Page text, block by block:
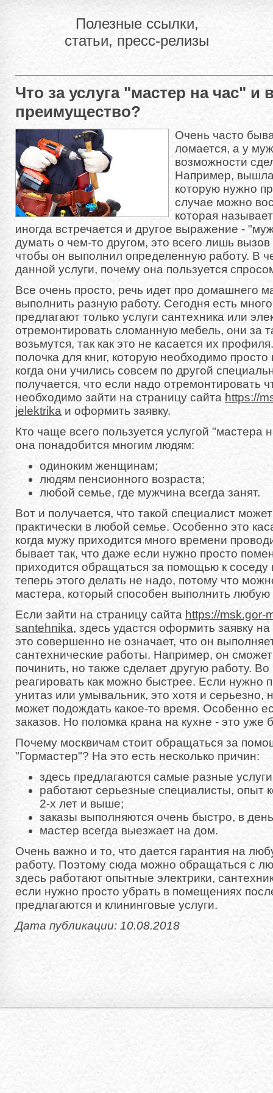
Полезные ссылки,
статьи, пресс-релизы
Что за услуга "мастер на час" и
преимущество?
Очень часто
ломается, а у
возможности
Например, вышла
которую нужно
случае можно
которая
иногда встречается и другое выражение -
думать о чем-то другом, это всего лишь
чтобы он выполнил определенную работу. В
данной услуги, почему она пользуется
Все очень просто, речь идет про домашнего
выполнить разную работу. Сегодня есть
предлагают только услуги сантехника или
отремонтировать сломанную мебель, они за
возьмутся, так как это не касается их
полочка для книг, которую необходимо просто
когда они учились совсем по другой
получается, что если надо отремонтировать
необходимо зайти на страницу сайта https://
jelektrika и оформить заявку.
Кто чаще всего пользуется услугой "мастера
она понадобится многим людям:
одиноким женщинам;
людям пенсионного возраста;
любой семье, где мужчина всегда занят.
Вот и получается, что такой специалист
практически в любой семье. Особенно это
когда мужу приходится много времени
бывает так, что даже если нужно просто
приходится обращаться за помощью к соседу
теперь этого делать не надо, потому что
мастера, который способен выполнить любую
Если зайти на страницу сайта https://msk.gor-
santehnika, здесь удастся оформить заявку
это совершенно не означает, что он
сантехнические работы. Например, он
починить, но также сделает другую работу.
реагировать как можно быстрее. Если нужно
унитаз или умывальник, это хотя и серьезно,
может подождать какое-то время. Особенно
заказов. Но поломка крана на кухне - это уже
Почему москвичам стоит обращаться за
"Гормастер"? На это есть несколько причин:
здесь предлагаются самые разные
работают серьезные специалисты, опыт
2-х лет и выше;
заказы выполняются очень быстро, в
мастер всегда выезжает на дом.
Очень важно и то, что дается гарантия на
работу. Поэтому сюда можно обращаться с
здесь работают опытные электрики,
если нужно просто убрать в помещениях
предлагаются и клининговые услуги.
Дата публикации: 10.08.2018